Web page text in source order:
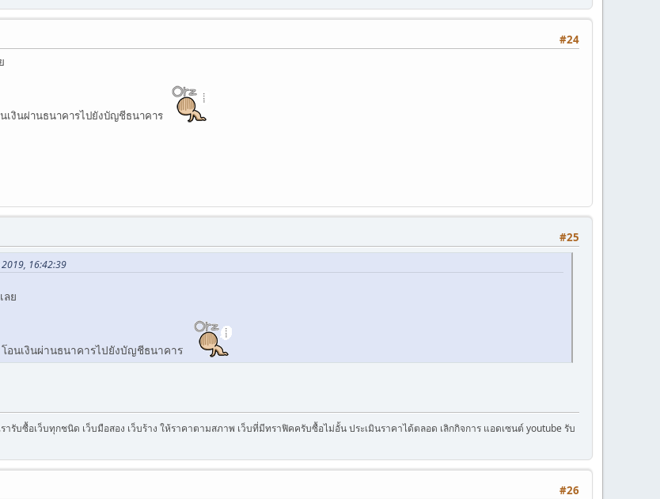
#24
เงินผ่านธนาคารไปยังบัญชีธนาคาร
#25
16:42:39
ลย
อนเงินผ่านธนาคารไปยังบัญชีธนาคาร
รารับซื้อเว็บทุกชนิด เว็บมือสอง เว็บร้าง ให้ราคาตามสภาพ เว็บที่มีทราฟิคครับซื้อไม่อั้น ประเมินราคาได้ตลอด เลิกกิจการ แอดเซนต์ youtube รับ
#26